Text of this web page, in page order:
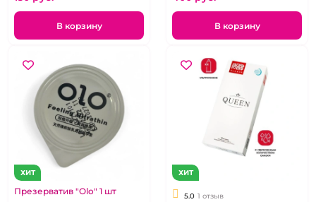
В корзину В корзину
ХИТ
Презерватив "Olo" 1 шт
ХИТ
5.0 1 отзыв